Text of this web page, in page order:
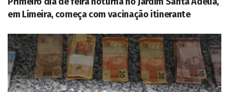
em Limeira, começa com vacinação itinerante